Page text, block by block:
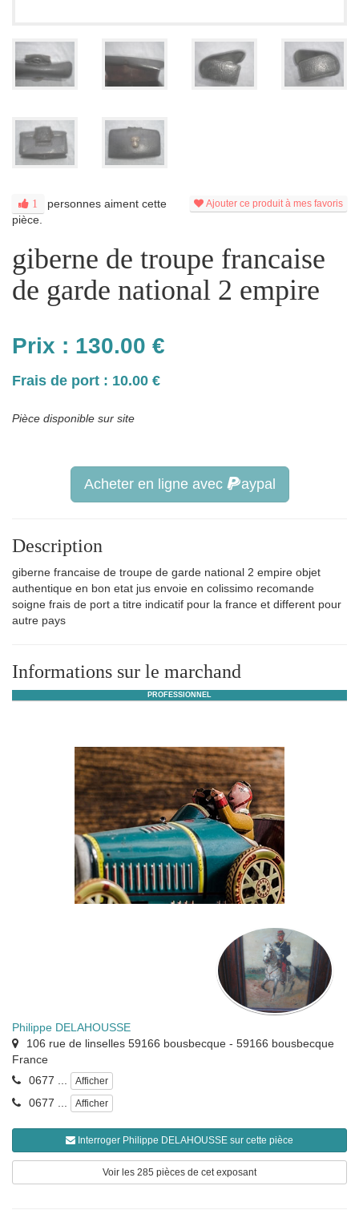
Ajouter ce produit à mes favoris
1
personnes aiment cette
pièce.
giberne de troupe francaise
de garde national 2 empire
Prix : 130.00 €
Frais de port : 10.00 €
Pièce disponible sur site
Acheter en ligne avec aypal
Description
giberne francaise de troupe de garde national 2 empire objet
authentique en bon etat jus envoie en colissimo recomande
soigne frais de port a titre indicatif pour la france et different pour
autre pays
Informations sur le marchand
PROFESSIONNEL
Philippe DELAHOUSSE
106 rue de linselles 59166 bousbecque - 59166 bousbecque
France
0677 ...
Afficher
0677 ... Afficher
Interroger Philippe DELAHOUSSE sur cette pièce
Voir les 285 pièces de cet exposant